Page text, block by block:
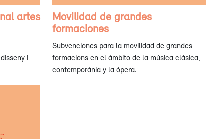
artes
i
Movilidad de grandes
formaciones
Subvenciones para la movilidad de grandes
formacions en el àmbito de la música clásica,
contemporània y la ópera.